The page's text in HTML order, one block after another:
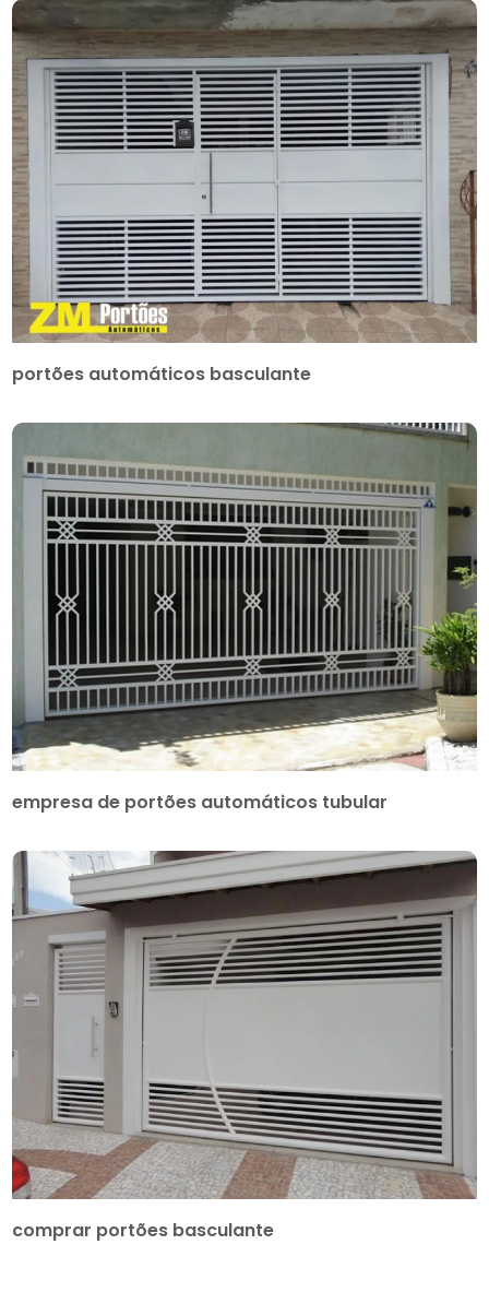
portões automáticos basculante
empresa de portões automáticos tubular
comprar portões basculante